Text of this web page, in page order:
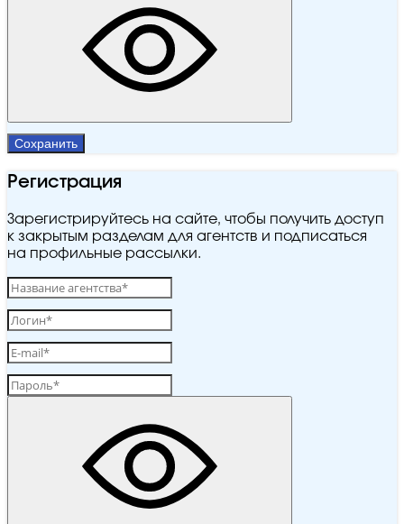
Сохранить
Регистрация
Зарегистрируйтесь на сайте, чтобы получить доступ
к закрытым разделам для агентств и подписаться
на профильные рассылки.